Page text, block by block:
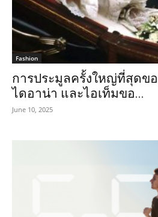
Fashion
การประมูลครั้งใหญ่ที่สุดข
ไดอาน่า และไอเท็มขอ...
June 10, 2025